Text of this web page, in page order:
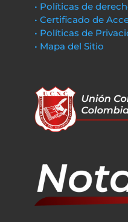
• Políticas de
• Certificado de
• Políticas de
• Mapa del Sitio